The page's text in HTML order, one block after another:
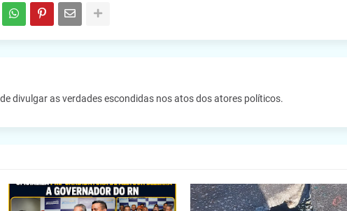
divulgar as verdades escondidas nos atos dos atores políticos.